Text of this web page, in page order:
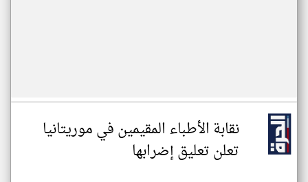
نقابة الأطباء المقيمين في موريتانيا
تعلن تعليق إضرابها